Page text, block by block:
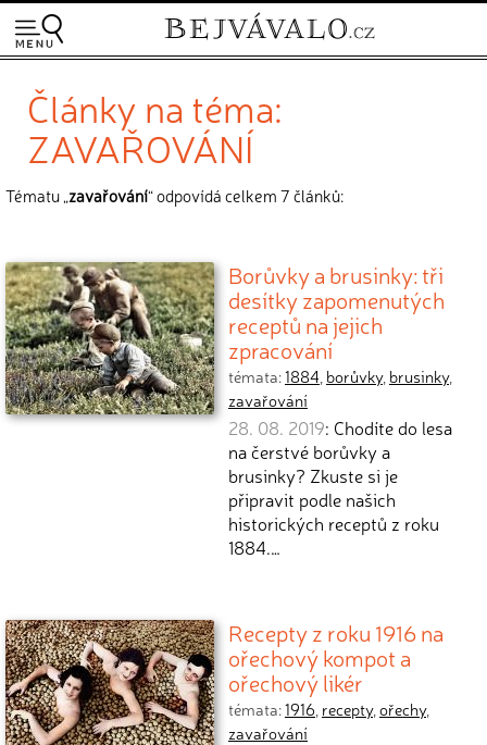
Články na téma:
ZAVAŘOVÁNÍ
Tématu „zavařování“ odpovídá celkem 7 článků:
Borůvky a brusinky: tři
desítky zapomenutých
receptů na jejich
zpracování
témata:1884, borůvky, brusinky,
zavařování
28. 08. 2019: Chodíte do lesa
na čerstvé borůvky a
brusinky? Zkuste si je
připravit podle našich
historických receptů z roku
1884.…
Recepty z roku 1916 na
ořechový kompot a
ořechový likér
témata:1916, recepty,ořechy,
zavařování